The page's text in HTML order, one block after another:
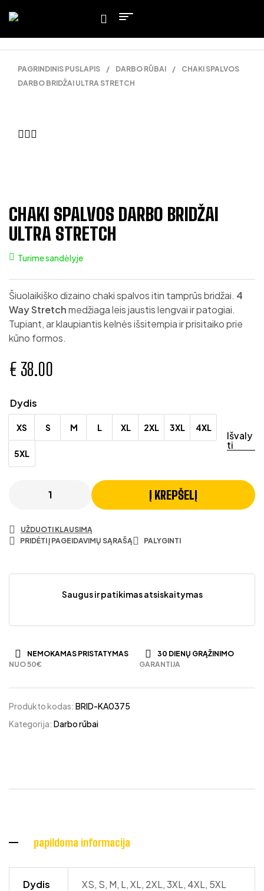
PAGRINDINIS PUSLAPIS / DARBO RŪBAI /
CHAKI SPALVOS
DARBO BRIDŽAI ULTRA STRETCH
CHAKI SPALVOS DARBO BRIDŽAI
ULTRA STRETCH
Turime sandėlyje
Šiuolaikiško dizaino chaki spalvos itin tamprūs bridžai. 4
Way Stretchmedžiaga leis jaustis lengvai ir patogiai.
Tupiant, ar klaupiantis kelnės išsitempia ir prisitaiko prie
kūno formos.
€ 38.00
Dydis
XS S M L XL 2XL 3XL 4XL
5XL
Išvaly
ti
Į KREPŠELĮ
UŽDUOTI KLAUSIMĄ
PRIDĖTI Į PAGEIDAVIMŲ SĄRAŠĄ
PALYGINTI
Saugus ir patikimas atsiskaitymas
NEMOKAMAS PRISTATYMAS
NUO 50€
30 DIENŲ GRĄŽINIMO
GARANTIJA
Produkto kodas: BRID-KA0375
Kategorija: Darbo rūbai
papildoma informacija
Dydis XS, S, M, L, XL, 2XL, 3XL, 4XL, 5XL